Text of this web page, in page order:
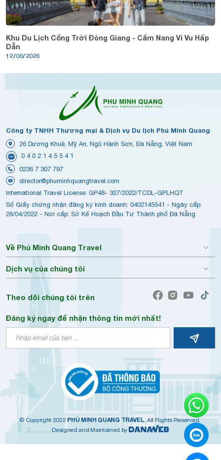
Khu Du Lịch Cổng Trời Đông Giang - Cẩm Nang Vi Vu Hấp
Dẫn
12/06/2026
Công ty TNHH Thương mại & Dịch vụ Du lịch Phú Minh Quang
26 Dương Khuê, Mỹ An, Ngũ Hành Sơn, Đà Nẵng, Việt Nam
0 4 0 2 1 4 5 5 4 1
0236 7 307 797
director@phuminhquangtravel.com
International Travel License: GP48- 327/2022/TCDL-GPLHQT
Số Giấy chứng nhận đăng ký kinh doanh: 0402145541 - Ngày cấp:
26/04/2022 - Nơi cấp: Sở Kế Hoạch Đầu Tư Thành phố Đà Nẵng
Về Phú Minh Quang Travel
Dịch vụ của chúng tôi
Theo dõi chúng tôi trên
Đăng ký ngay để nhận thông tin mới nhất!
© Copyright 2022 PHÚ MINH QUANG TRAVEL , All Rights Reserved.
Designed and Maintained by